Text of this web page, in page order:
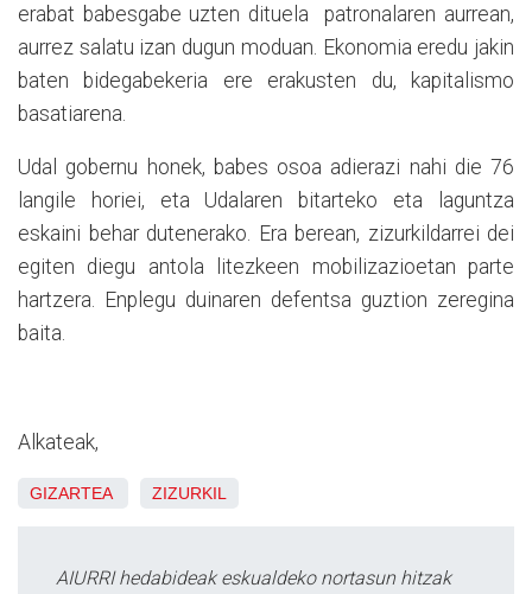
erabat babesgabe uzten dituela
patronalaren aurrean,
aurrez salatu izan dugun moduan. Ekonomia eredu jakin
baten bidegabekeria ere erakusten du, kapitalismo
basatiarena.
Udal gobernu honek, babes osoa adierazi nahi die 76
langile horiei, eta Udalaren bitarteko eta laguntza
eskaini behar dutenerako. Era berean, zizurkildarrei dei
egiten diegu antola litezkeen mobilizazioetan parte
hartzera. Enplegu duinaren defentsa guztion zeregina
baita.
Alkateak,
GIZARTEA ZIZURKIL
AIURRI hedabideak eskualdeko nortasun hitzak